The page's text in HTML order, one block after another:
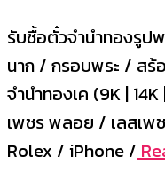
รับซื้อตั๋วจำนำทองรู
นาก / กรอบพระ / สร้
จำนำทองเค (9K |
เพชร พลอย / เลสเพ
Rolex / iPhone /